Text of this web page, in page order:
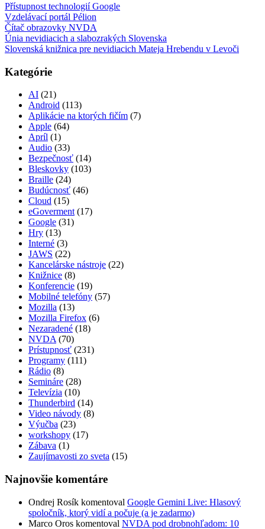
Přístupnost technologií Google
Vzdelávací portál Pélion
Čítač obrazovky NVDA
Únia nevidiacich a slabozrakých Slovenska
Slovenská knižnica pre nevidiacich Mateja Hrebendu v Levoči
Kategórie
AI (21)
Android (113)
Aplikácie na ktorých fičím (7)
Apple (64)
Apríl (1)
Audio (33)
Bezpečnosť (14)
Bleskovky (103)
Braille (24)
Budúcnosť (46)
Cloud (15)
eGoverment (17)
Google (31)
Hry (13)
Interné (3)
JAWS (22)
Kancelárske nástroje (22)
Knižnice (8)
Konferencie (19)
Mobilné telefóny (57)
Mozilla (13)
Mozilla Firefox (6)
Nezaradené (18)
NVDA (70)
Prístupnosť (231)
Programy (111)
Rádio (8)
Semináre (28)
Televízia (10)
Thunderbird (14)
Video návody (8)
Výučba (23)
workshopy (17)
Zábava (1)
Zaujímavosti zo sveta (15)
Najnovšie komentáre
Ondrej Rosík komentoval Google Gemini Live: Hlasový
spoločník, ktorý vidí a počuje (a je zadarmo)
Marco Oros komentoval NVDA pod drobnohľadom: 10